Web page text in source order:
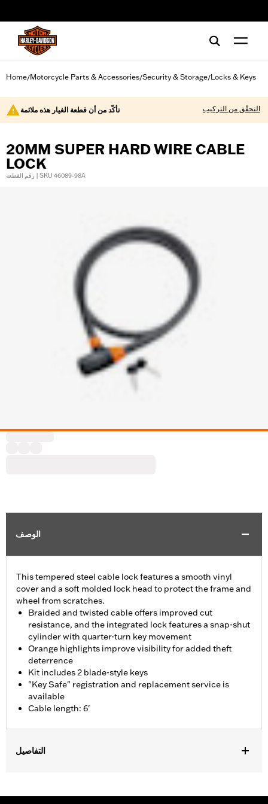
Home/Motorcycle Parts & Accessories/Security & Storage/Locks & Keys
تأكّد من أن قطعة الغيار هذه ملائمة التحقّق من التركيب
20MM SUPER HARD WIRE CABLE
LOCK
رقم القطعة | SKU 46089-98A
الوصف
This tempered steel cable lock features a smooth vinyl
cover and a soft molded lock head to protect the frame and
wheel from scratches.
Braided and twisted cable offers improved cut
resistance, and the integrated lock features a snap-shut
cylinder with quarter-turn key movement
Orange highlights improve visibility for added theft
deterrence
Kit includes 2 blade-style keys
"Key Safe" registration and replacement service is
available
Cable length: 6'
التفاصيل